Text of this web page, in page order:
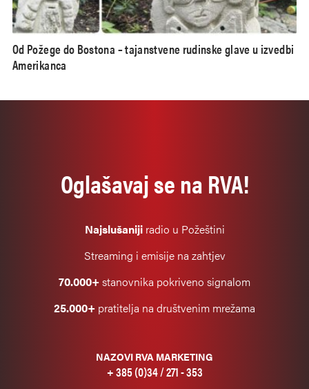
Od Požege do Bostona – tajanstvene rudinske glave u izvedbi
Amerikanca
Oglašavaj se na RVA!
Najslušanijiradio u Požeštini
Streaming i emisije na zahtjev
70.000+stanovnika pokriveno signalom
25.000+ pratitelja na društvenim mrežama
NAZOVI RVA MARKETING
+ 385 (0)34 / 271 - 353